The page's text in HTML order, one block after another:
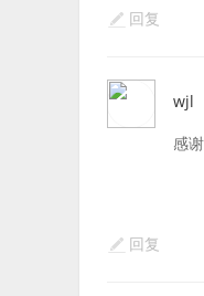
回复
wjl
感
回复